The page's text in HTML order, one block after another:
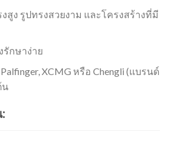
สูง รูปทรงสวยงาม และโครงสร้างที่มี
รักษาง่าย
XCMG หรือ Chengli (แบรนด์
น